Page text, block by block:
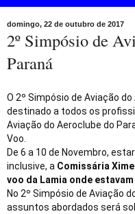
domingo, 22 de outubro de 2017
2º Simpósio de
Paraná
O 2º Simpósio de Aviação
destinado a todos os
Aviação do Aeroclube do
Voo.
De 6 a 10 de Novembro,
inclusive, a Comissária
voo da Lamia onde
No 2º Simpósio de Aviação
assuntos abordados será